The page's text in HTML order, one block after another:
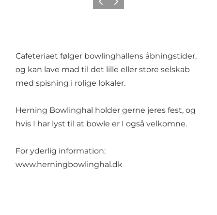
Forrige billede
Næste billede
Cafeteriaet følger bowlinghallens åbningstider,
og kan lave mad til det lille eller store selskab
med spisning i rolige lokaler.
Herning Bowlinghal holder gerne jeres fest, og
hvis I har lyst til at bowle er I også velkomne.
For yderlig information:
www.herningbowlinghal.dk